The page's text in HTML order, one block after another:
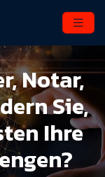
Notar,
Sie,
Ihre